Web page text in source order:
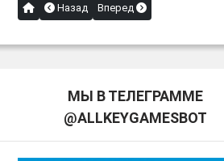
Назад Вперед
МЫ В ТЕЛЕГРАММЕ
@ALLKEYGAMESBOT